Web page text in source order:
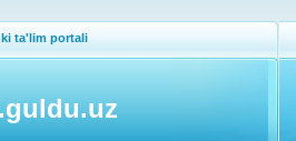
ta'lim portali